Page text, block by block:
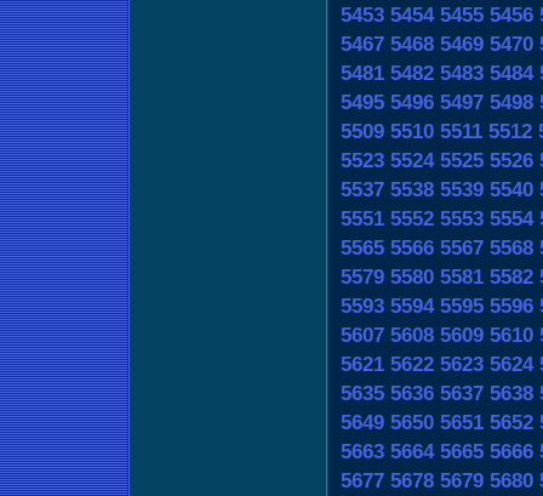
5453 5454 5455 5456
5467 5468 5469 5470
5481 5482 5483 5484
5495 5496 5497 5498
5509 5510 5511 5512
5523 5524 5525 5526
5537 5538 5539 5540
5551 5552 5553 5554
5565 5566 5567 5568
5579 5580 5581 5582
5593 5594 5595 5596
5607 5608 5609 5610
5621 5622 5623 5624
5635 5636 5637 5638
5649 5650 5651 5652
5663 5664 5665 5666
5677 5678 5679 5680